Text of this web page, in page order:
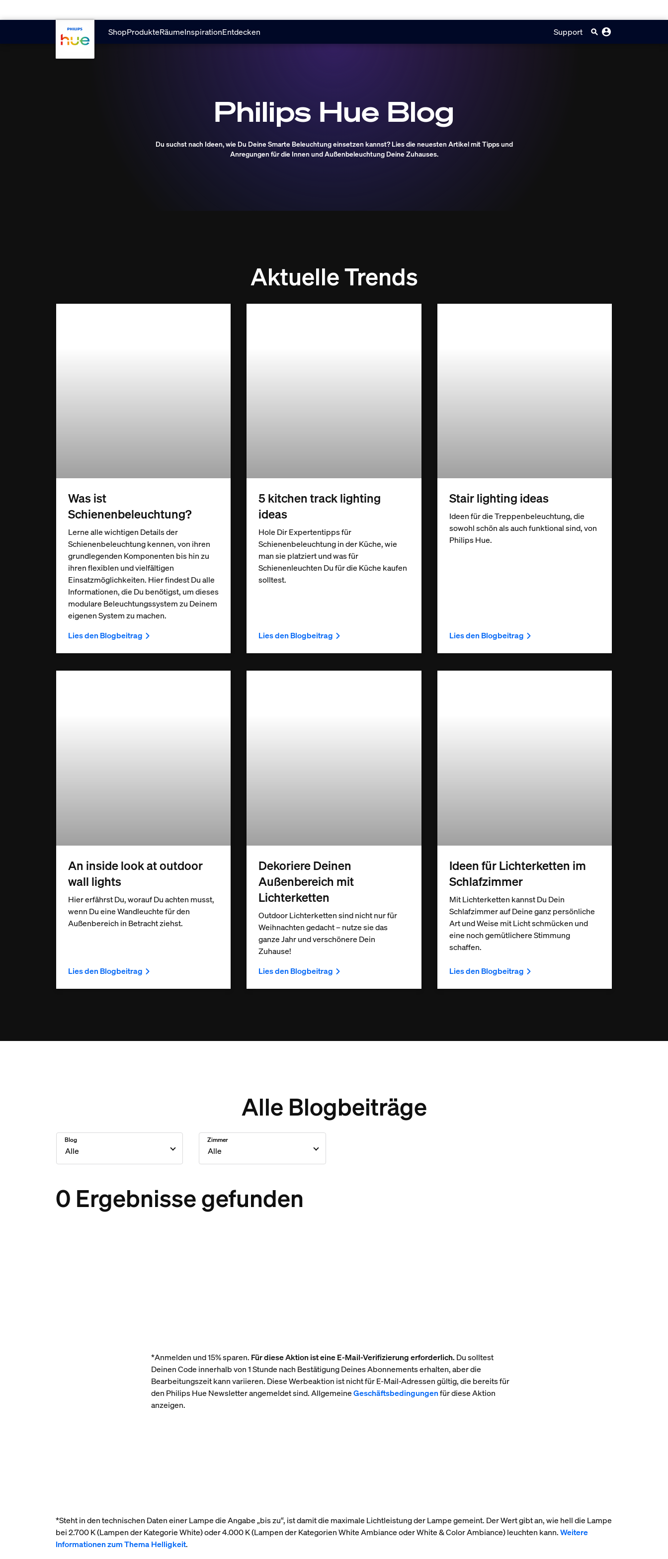
ShopProdukteRäumeInspirationEntdecken Support
Philips Hue Blog
Du suchst nach Ideen, wie Du Deine Smarte Beleuchtung einsetzen kannst? Lies die neuesten Artikel mit Tipps und
Anregungen für die Innen und Außenbeleuchtung Deine Zuhauses.
Aktuelle Trends
Was ist
Schienenbeleuchtung?
Lerne alle wichtigen Details der
Schienenbeleuchtung kennen, von ihren
grundlegenden Komponenten bis hin zu
ihren flexiblen und vielfältigen
Einsatzmöglichkeiten. Hier findest Du alle
Informationen, die Du benötigst, um dieses
modulare Beleuchtungssystem zu Deinem
eigenen System zu machen.
Lies den Blogbeitrag
5 kitchen track lighting
ideas
Hole Dir Expertentipps für
Schienenbeleuchtung in der Küche, wie
man sie platziert und was für
Schienenleuchten Du für die Küche kaufen
solltest.
Lies den Blogbeitrag
Stair lighting ideas
Ideen für die Treppenbeleuchtung, die
sowohl schön als auch funktional sind, von
Philips Hue.
Lies den Blogbeitrag
An inside look at outdoor
wall lights
Hier erfährst Du, worauf Du achten musst,
wenn Du eine Wandleuchte für den
Außenbereich in Betracht ziehst.
Lies den Blogbeitrag
Dekoriere Deinen
Außenbereich mit
Lichterketten
Outdoor Lichterketten sind nicht nur für
Weihnachten gedacht – nutze sie das
ganze Jahr und verschönere Dein
Zuhause!
Lies den Blogbeitrag
Ideen für Lichterketten im
Schlafzimmer
Mit Lichterketten kannst Du Dein
Schlafzimmer auf Deine ganz persönliche
Art und Weise mit Licht schmücken und
eine noch gemütlichere Stimmung
schaffen.
Lies den Blogbeitrag
Alle Blogbeiträge
Blog Zimmer
0 Ergebnisse gefunden
*Anmelden und 15% sparen. Für diese Aktion ist eine E-Mail-Verifizierung erforderlich. Du solltest
Deinen Code innerhalb von 1 Stunde nach Bestätigung Deines Abonnements erhalten, aber die
Bearbeitungszeit kann variieren. Diese Werbeaktion ist nicht für E-Mail-Adressen gültig, die bereits für
den Philips Hue Newsletter angemeldet sind. AllgemeineGeschäftsbedingungenfür diese Aktion
anzeigen.
*Steht in den technischen Daten einer Lampe die Angabe „bis zu“, ist damit die maximale Lichtleistung der Lampe gemeint. Der Wert gibt an, wie hell die Lampe
bei 2.700 K (Lampen der Kategorie White) oder 4.000 K (Lampen der Kategorien White Ambiance oder White & Color Ambiance) leuchten kann.Weitere
Informationen zum Thema Helligkeit.